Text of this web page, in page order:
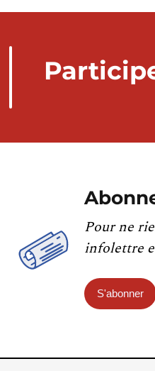
Pour ne
infolettre
S'abonner